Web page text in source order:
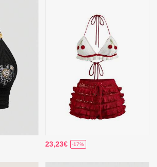
23,23€ -17%